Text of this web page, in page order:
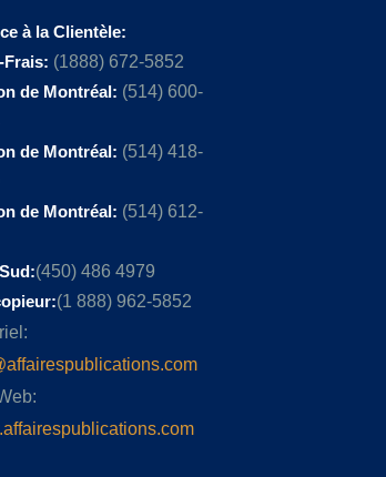
à la Clientèle:
Frais: (1888) 672-5852
de Montréal: (514) 600-
de Montréal: (514) 418-
de Montréal: (514) 612-
(450) 486 4979
(1 888) 962-5852